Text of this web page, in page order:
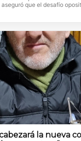
que el desafío
la nueva